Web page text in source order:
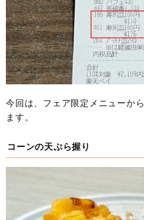
今回は、フェア限定メニューか
ます。
コーンの天ぷら握り